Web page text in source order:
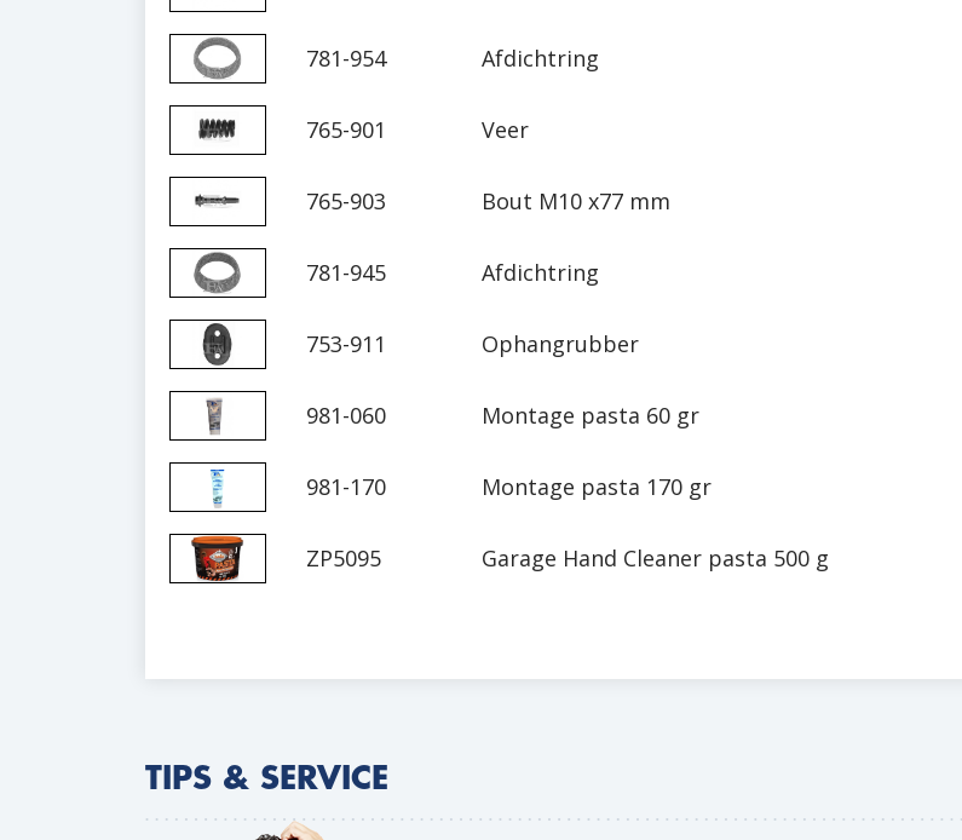
781-954 Afdichtring
765-901 Veer
765-903 Bout M10 x77 mm
781-945 Afdichtring
753-911 Ophangrubber
981-060 Montage pasta 60 gr
981-170 Montage pasta 170 gr
ZP5095 Garage Hand Cleaner pasta 500 g
TIPS & SERVICE